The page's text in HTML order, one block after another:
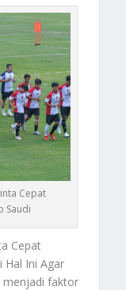
Cepat
Saudi
Cepat
Hal Ini Agar
menjadi faktor